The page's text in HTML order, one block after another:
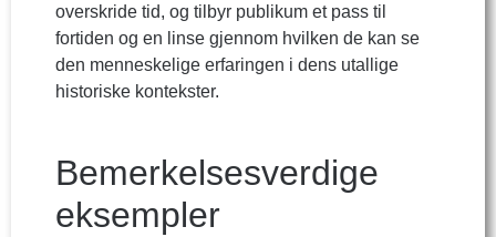
overskride tid, og tilbyr publikum et pass til
fortiden og en linse gjennom hvilken de kan se
den menneskelige erfaringen i dens utallige
historiske kontekster.
Bemerkelsesverdige
eksempler